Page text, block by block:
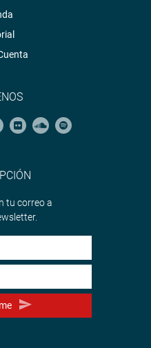
tu correo a